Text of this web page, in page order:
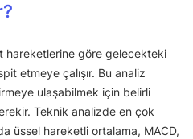
hareketlerine göre gelecekteki
etmeye çalışır. Bu analiz
ulaşabilmek için belirli
Teknik analizde en çok
üssel hareketli ortalama, MACD,